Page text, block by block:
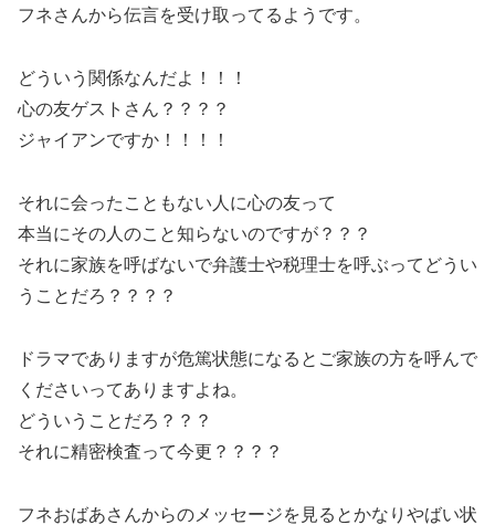
フネさんから伝言を受け取ってるようです。
どういう関係なんだよ！！！
心の友ゲストさん？？？？
ジャイアンですか！！！！
それに会ったこともない人に心の友って
本当にその人のこと知らないのですが？？？
それに家族を呼ばないで弁護士や税理士を呼ぶってどうい
うことだろ？？？？
ドラマでありますが危篤状態になるとご家族の方を呼んで
くださいってありますよね。
どういうことだろ？？？
それに精密検査って今更？？？？
フネおばあさんからのメッセージを見るとかなりやばい状